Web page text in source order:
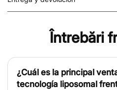
Întrebări
¿Cuál es la principal
tecnología liposomal